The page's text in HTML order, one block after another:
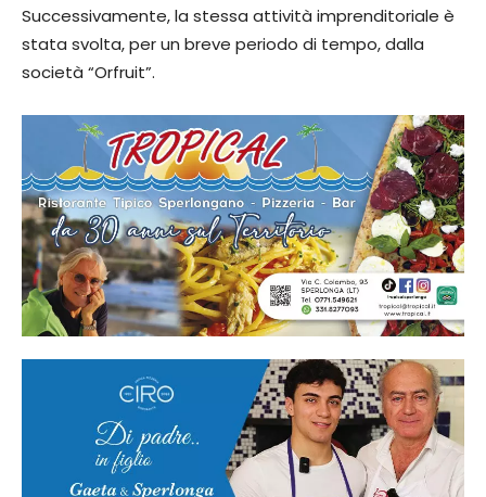
Successivamente, la stessa attività imprenditoriale è
stata svolta, per un breve periodo di tempo, dalla
società “Orfruit”.